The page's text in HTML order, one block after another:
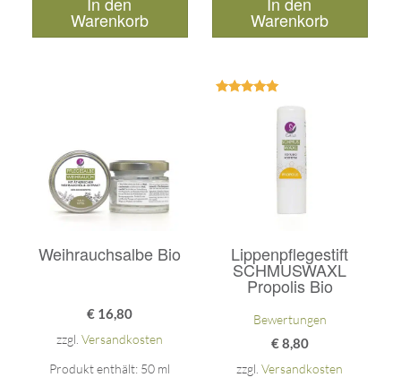
Warenkorb Warenkorb
Weihrauchsalbe Bio
€ 16,80
zzgl.Versandkosten
Produkt enthält: 50 ml
Lippenpflegestift
SCHMUSWAXL
Propolis Bio
Bewertungen
€8,80
zzgl.Versandkosten